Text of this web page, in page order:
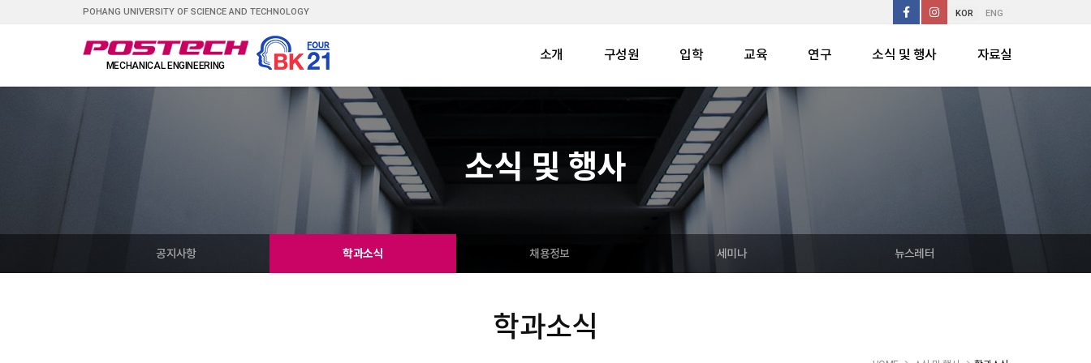
POHANG UNIVERSITY OF SCIENCE AND TECHNOLOGY KOR ENG
소개 구성원 입학 교육 연구 소식 및 행사 자료실
소식 및 행사
공지사항 학과소식 채용정보 세미나 뉴스레터
학과소식